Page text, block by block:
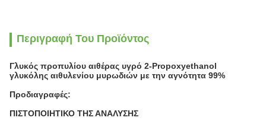
Περιγραφή Του Προϊόντος
Γλυκός προπυλίου αιθέρας υγρό 2-Propoxyethanol
γλυκόλης αιθυλενίου μυρωδιών με την αγνότητα 99%
Προδιαγραφές:
ΠΙΣΤΟΠΟΙΗΤΙΚΟ ΤΗΣ ΑΝΑΛΥΣΗΣ